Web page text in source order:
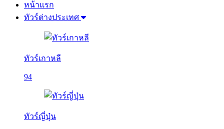
หน้าแรก
ทัวร์ต่างประเทศ
ทัวร์เกาหลี
94
ทัวร์ญี่ปุ่น